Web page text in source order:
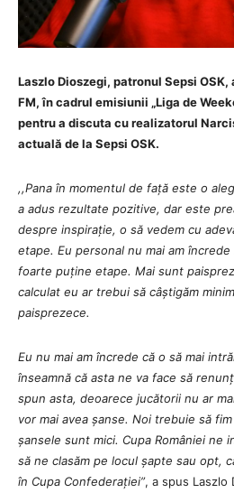
Laszlo Dioszegi, patronul Sepsi
FM, în cadrul emisiunii „Liga de
pentru a discuta cu realizatorul
actuală de la Sepsi OSK.
,,Pana în momentul de față este o
a adus rezultate pozitive, dar este
despre inspirație, o să vedem cu
etape. Eu personal nu mai am
foarte puține etape. Mai sunt
calculat eu ar trebui să câștigăm
paisprezece.
Eu nu mai am încrede că o să mai
înseamnă că asta ne va face să
spun asta, deoarece jucătorii nu ar
vor mai avea șanse. Noi trebuie să
șansele sunt mici. Cupa României ne
să ne clasăm pe locul șapte sau opt,
în Cupa Confederației”, a spus Laszlo